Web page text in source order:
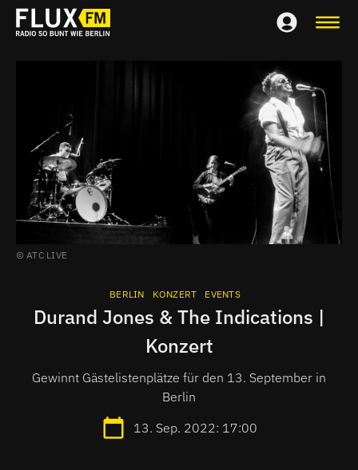
ATC LIVE
BERLIN KONZERT EVENTS
Durand Jones & The Indications |
Konzert
Gewinnt Gästelistenplätze für den 13. September in
Berlin
13. Sep. 2022: 17:00